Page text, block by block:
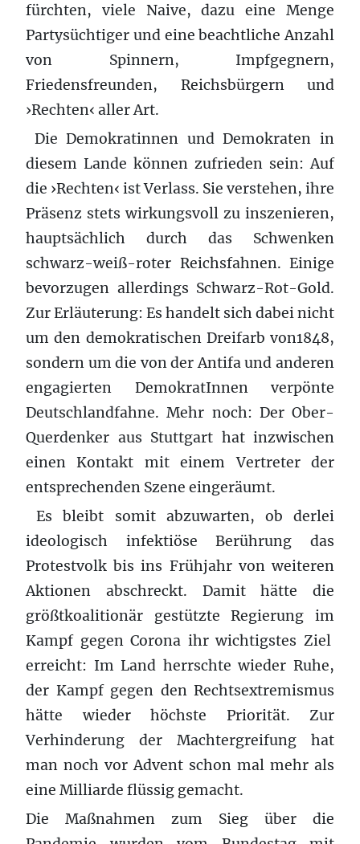
fürchten, viele Naive, dazu eine Menge
Partysüchtiger und eine beachtliche Anzahl
von Spinnern, Impfgegnern,
Friedensfreunden, Reichsbürgern und
›Rechten‹ aller Art.
Die Demokratinnen und Demokraten in
diesem Lande können zufrieden sein: Auf
die ›Rechten‹ ist Verlass. Sie verstehen, ihre
Präsenz stets wirkungsvoll zu inszenieren,
hauptsächlich durch das Schwenken
schwarz-weiß-roter Reichsfahnen. Einige
bevorzugen allerdings Schwarz-Rot-Gold.
Zur Erläuterung: Es handelt sich dabei nicht
um den demokratischen Dreifarb von1848,
sondern um die von der Antifa und anderen
engagierten DemokratInnen verpönte
Deutschlandfahne. Mehr noch: Der Ober-
Querdenker aus Stuttgart hat inzwischen
einen Kontakt mit einem Vertreter der
entsprechenden Szene eingeräumt.
Es bleibt somit abzuwarten, ob derlei
ideologisch infektiöse Berührung das
Protestvolk bis ins Frühjahr von weiteren
Aktionen abschreckt. Damit hätte die
größtkoalitionär gestützte Regierung im
Kampf gegen Corona ihr wichtigstes Ziel
erreicht: Im Land herrschte wieder Ruhe,
der Kampf gegen den Rechtsextremismus
hätte wieder höchste Priorität. Zur
Verhinderung der Machtergreifung hat
man noch vor Advent schon mal mehr als
eine Milliarde flüssig gemacht.
Die Maßnahmen zum Sieg über die